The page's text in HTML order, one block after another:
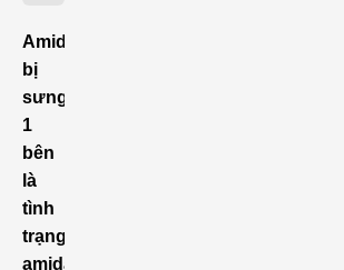
Amidan
bị
sưng
1
bên
là
tình
trạng
amidan